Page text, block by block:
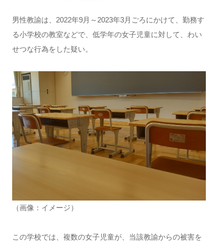
男性教諭は、2022年9月～2023年3月ごろにかけて、勤務す
る小学校の教室などで、低学年の女子児童に対して、わい
せつな行為をした疑い。
（画像：イメージ）
この学校では、複数の女子児童が、当該教諭からの被害を